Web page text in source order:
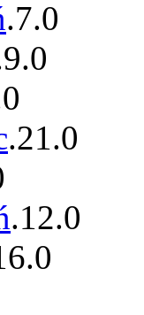
.7.0
9.0
0
.21.0
.12.0
.0